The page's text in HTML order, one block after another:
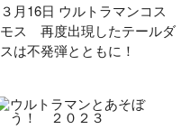
３月16日 ウルトラマンコス
モス 再度出現したテールダ
スは不発弾とともに！